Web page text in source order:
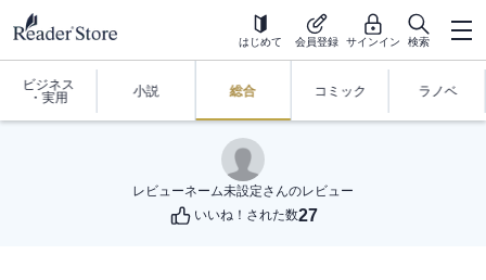
はじめて 会員登録 サインイン 検索
ビジネス
・実用
小説 総合 コミック ラノベ
レビューネーム未設定さんのレビュー
いいね！された数27